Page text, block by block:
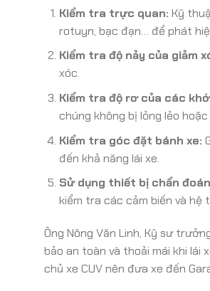
Kiểm tra trực quan: Kỹ
rotuyn, bạc đạn… để phát
Kiểm tra độ nảy của giảm
xóc.
Kiểm tra độ rơ của các
chúng không bị lỏng lẻo hoặc
Kiểm tra góc đặt bánh xe:
đến khả năng lái xe.
Sử dụng thiết bị chẩn
kiểm tra các cảm biến và hệ
Ông Nông Văn Linh, Kỹ sư
bảo an toàn và thoải mái khi lái
chủ xe CUV nên đưa xe đến